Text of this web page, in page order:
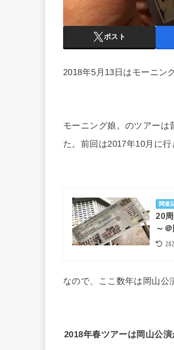
ポスト
2018年5月13日はモーニン
モーニング娘。のツアーは
た。前回は2017年10月に行
関連
20
～
なので、ここ数年は岡山公
2018年春ツアーは岡山公演